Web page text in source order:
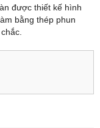
được thiết kế hình
bằng thép phun